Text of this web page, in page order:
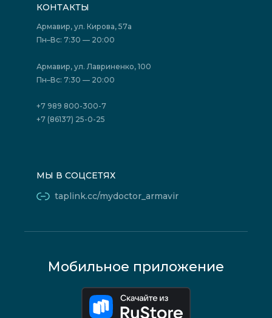
Лицензии
Фотогалерея
Политика конфиденциальности
Акции
Подготовка к сдаче анализов
Акции
Отзывы
Государственные программы
Юридическим лицам
КОНТАКТЫ
Армавир, ул. Кирова, 57а
Пн–Вс: 7:30 — 20:00
Армавир, ул. Лавриненко, 100
Пн–Вс: 7:30 — 20:00
+7 989 800-300-7
+7 (86137) 25-0-25
МЫ В СОЦСЕТЯХ
taplink.cc/mydoctor_armavir
Мобильное приложение